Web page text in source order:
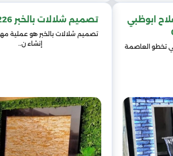
ابوظبي
تخطو العاصمة
تصميم شلالات بالخبر 0549215226
تصميم شلالات بالخبر هو عملية
إنشاء ن..